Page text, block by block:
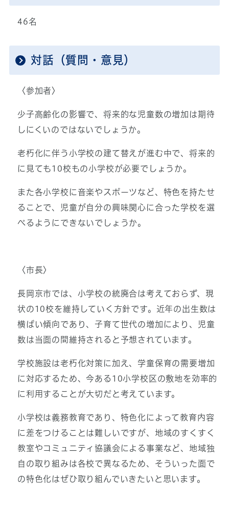
46名
対話（質問・意見）
〈参加者〉
少子高齢化の影響で、将来的な児童数の増加は期待
しにくいのではないでしょうか。
老朽化に伴う小学校の建て替えが進む中で、将来的
に見ても10校もの小学校が必要でしょうか。
また各小学校に音楽やスポーツなど、特色を持たせ
ることで、児童が自分の興味関心に合った学校を選
べるようにできないでしょうか。
〈市長〉
長岡京市では、小学校の統廃合は考えておらず、現
状の10校を維持していく方針です。近年の出生数は
横ばい傾向であり、子育て世代の増加により、児童
数は当面の間維持されると予想されています。
学校施設は老朽化対策に加え、学童保育の需要増加
に対応するため、今ある10小学校区の敷地を効率的
に利用することが大切だと考えています。
小学校は義務教育であり、特色化によって教育内容
に差をつけることは難しいですが、地域のすくすく
教室やコミュニティ協議会による事業など、地域独
自の取り組みは各校で異なるため、そういった面で
の特色化はぜひ取り組んでいきたいと思います。